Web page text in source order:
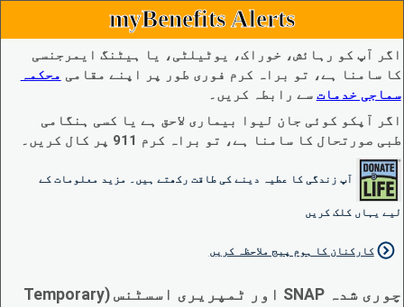
myBenefits Alerts
اگر آپ کو رہائش، خوراک، یوٹیلٹی، یا ہیٹنگ ایمرجنسی
کا سامنا ہے، تو براہ کرم فوری طور پر اپنے مقامی محکمہ
سماجی خدمات سے رابطہ کریں۔
اگر آپکو کوئی جان لیوا بیماری لاحق ہے یا کسی ہنگامی
طبی صورتحال کا سامنا ہے، تو براہ کرم 911 پر کال کریں۔
آپ زندگی کا عطیہ دینے کی طاقت رکھتے ہیں۔ مزید معلومات کے
لیے یہاں کلک کریں
کارکنان کا ہوم پیج ملاحظہ کریں
چوری شدہ SNAP اور ٹمپریری اسسٹنس (Temporary